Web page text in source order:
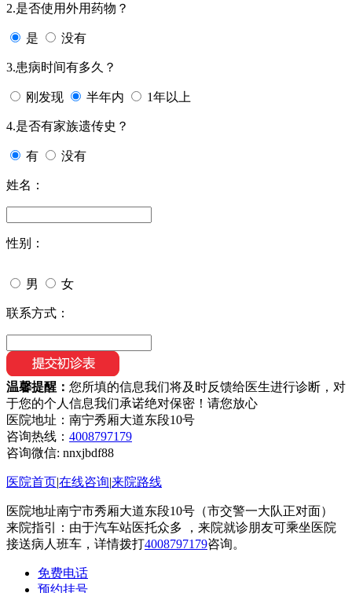
2.是否使用外用药物？
是 没有
3.患病时间有多久？
刚发现 半年内 1年以上
4.是否有家族遗传史？
有 没有
姓名：
性别：
男 女
联系方式：
温馨提醒： 您所填的信息我们将及时反馈给医生进行诊断，对
于您的个人信息我们承诺绝对保密！请您放心
医院地址：南宁秀厢大道东段10号
咨询热线： 4008797179
咨询微信: nnxjbdf88
医院首页|在线咨询|来院路线
医院地址南宁市秀厢大道东段10号（市交警一大队正对面）
来院指引：由于汽车站医托众多 ，来院就诊朋友可乘坐医院
接送病人班车，详情拨打4008797179咨询。
免费电话
预约挂号